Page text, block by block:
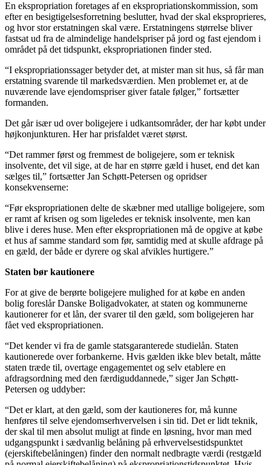
En ekspropriation foretages af en ekspropriationskommission, som
efter en besigtigelsesforretning beslutter, hvad der skal eksproprieres,
og hvor stor erstatningen skal være. Erstatningens størrelse bliver
fastsat ud fra de almindelige handelspriser på jord og fast ejendom i
området på det tidspunkt, ekspropriationen finder sted.
“I ekspropriationssager betyder det, at mister man sit hus, så får man
erstatning svarende til markedsværdien. Men problemet er, at de
nuværende lave ejendomspriser giver fatale følger,” fortsætter
formanden.
Det går især ud over boligejere i udkantsområder, der har købt under
højkonjunkturen. Her har prisfaldet været størst.
“Det rammer først og fremmest de boligejere, som er teknisk
insolvente, det vil sige, at de har en større gæld i huset, end det kan
sælges til,” fortsætter Jan Schøtt-Petersen og opridser
konsekvenserne:
“Før ekspropriationen delte de skæbner med utallige boligejere, som
er ramt af krisen og som ligeledes er teknisk insolvente, men kan
blive i deres huse. Men efter ekspropriationen må de opgive at købe
et hus af samme standard som før, samtidig med at skulle afdrage på
en gæld, der både er dyrere og skal afvikles hurtigere.”
Staten bør kautionere
For at give de berørte boligejere mulighed for at købe en anden
bolig foreslår Danske Boligadvokater, at staten og kommunerne
kautionerer for et lån, der svarer til den gæld, som boligejeren har
fået ved ekspropriationen.
“Det kender vi fra de gamle statsgaranterede studielån. Staten
kautionerede over forbankerne. Hvis gælden ikke blev betalt, måtte
staten træde til, overtage engagementet og selv etablere en
afdragsordning med den færdiguddannede,” siger Jan Schøtt-
Petersen og uddyber:
“Det er klart, at den gæld, som der kautioneres for, må kunne
henføres til selve ejendomserhvervelsen i sin tid. Det er lidt teknik,
der skal til men absolut muligt at finde en løsning, hvor man med
udgangspunkt i sædvanlig belåning på erhvervelsestidspunktet
(ejerskiftebelåningen) finder den normalt nedbragte værdi (restgæld